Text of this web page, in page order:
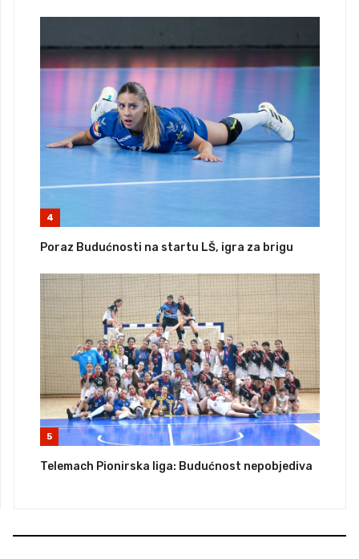
4
Poraz Budućnosti na startu LŠ, igra za brigu
5
Telemach Pionirska liga: Budućnost nepobjediva